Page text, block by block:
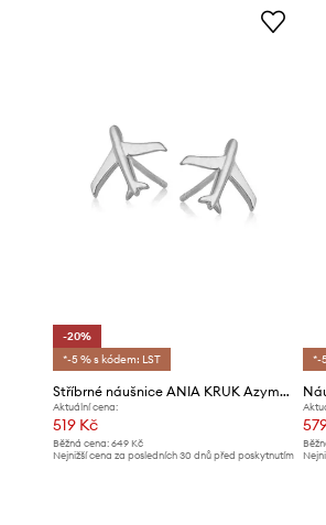
-20%
*-5 % s kódem: LST
Stříbrné náušnice ANIA KRUK Azymut
Aktuální cena:
519 Kč
Běžná cena: 649 Kč
Nejnižší cena za posledních 30 dnů před poskytnutím
*-